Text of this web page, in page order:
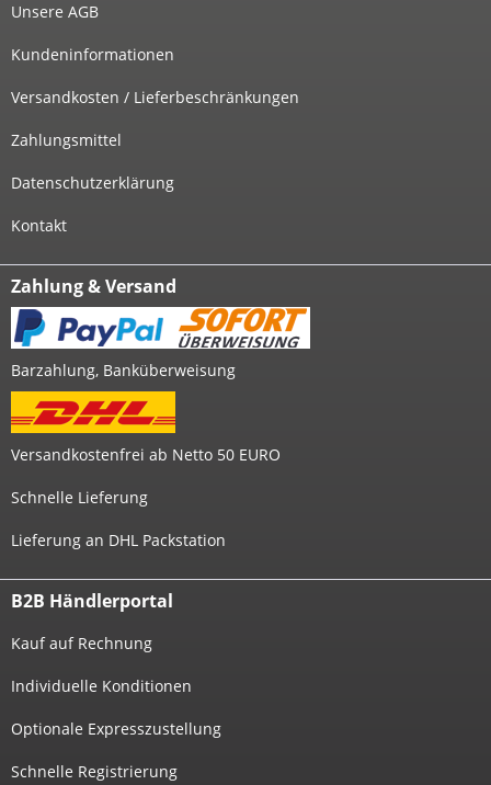
Unsere AGB
Kundeninformationen
Versandkosten / Lieferbeschränkungen
Zahlungsmittel
Datenschutzerklärung
Kontakt
Zahlung & Versand
Barzahlung, Banküberweisung
Versandkostenfrei ab Netto 50 EURO
Schnelle Lieferung
Lieferung an DHL Packstation
B2B Händlerportal
Kauf auf Rechnung
Individuelle Konditionen
Optionale Expresszustellung
Schnelle Registrierung